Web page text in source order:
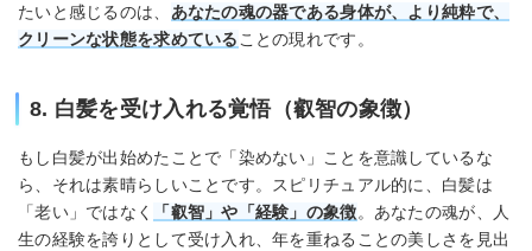
たいと感じるのは、 あなたの魂の器である身体が、より純粋で、
クリーンな状態を求めている ことの現れです。
8. 白髪を受け入れる覚悟（叡智の象徴）
もし白髪が出始めたことで「染めない」ことを意識しているな
ら、それは素晴らしいことです。スピリチュアル的に、白髪は
「老い」ではなく
「叡智」や「経験」の象徴。あなたの魂が、人
生の経験を誇りとして受け入れ、年を重ねることの美しさを見出